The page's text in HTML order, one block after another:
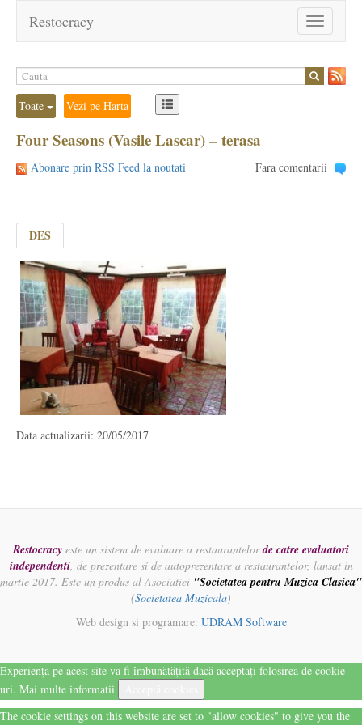
Toggle
navigation
Restocracy
Toate Vezi pe Harta
Four Seasons (Vasile Lascar) – terasa
Abonare prin RSS Feed la noutati Fara comentarii
DES
Data actualizarii: 20/05/2017
Restocracy este un sistem de evaluare a restaurantelorde catre evaluatori
independenti, de prezentare si de autoprezentare a restaurantelor, lansat in
martie 2017. Este un produs al Asociatiei "Societatea pentru Muzica Clasica"
(Societatea Muzicala)
Web design si programare: UDRAM Software
Experiența pe acest site va fi îmbunătățită dacă acceptați folosirea de cookie-
uri. Mai multe informatii
The cookie settings on this website are set to "allow cookies" to give you the